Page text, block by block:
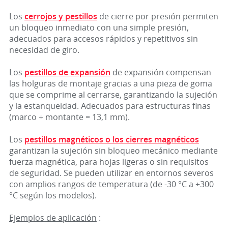
Los cerrojos y pestillos de cierre por presión permiten
un bloqueo inmediato con una simple presión,
adecuados para accesos rápidos y repetitivos sin
necesidad de giro.
Los pestillos de expansión de expansión compensan
las holguras de montaje gracias a una pieza de goma
que se comprime al cerrarse, garantizando la sujeción
y la estanqueidad. Adecuados para estructuras finas
(marco + montante = 13,1 mm).
Los pestillos magnéticos o los cierres magnéticos
garantizan la sujeción sin bloqueo mecánico mediante
fuerza magnética, para hojas ligeras o sin requisitos
de seguridad. Se pueden utilizar en entornos severos
con amplios rangos de temperatura (de -30 °C a +300
°C según los modelos).
Ejemplos de aplicación :